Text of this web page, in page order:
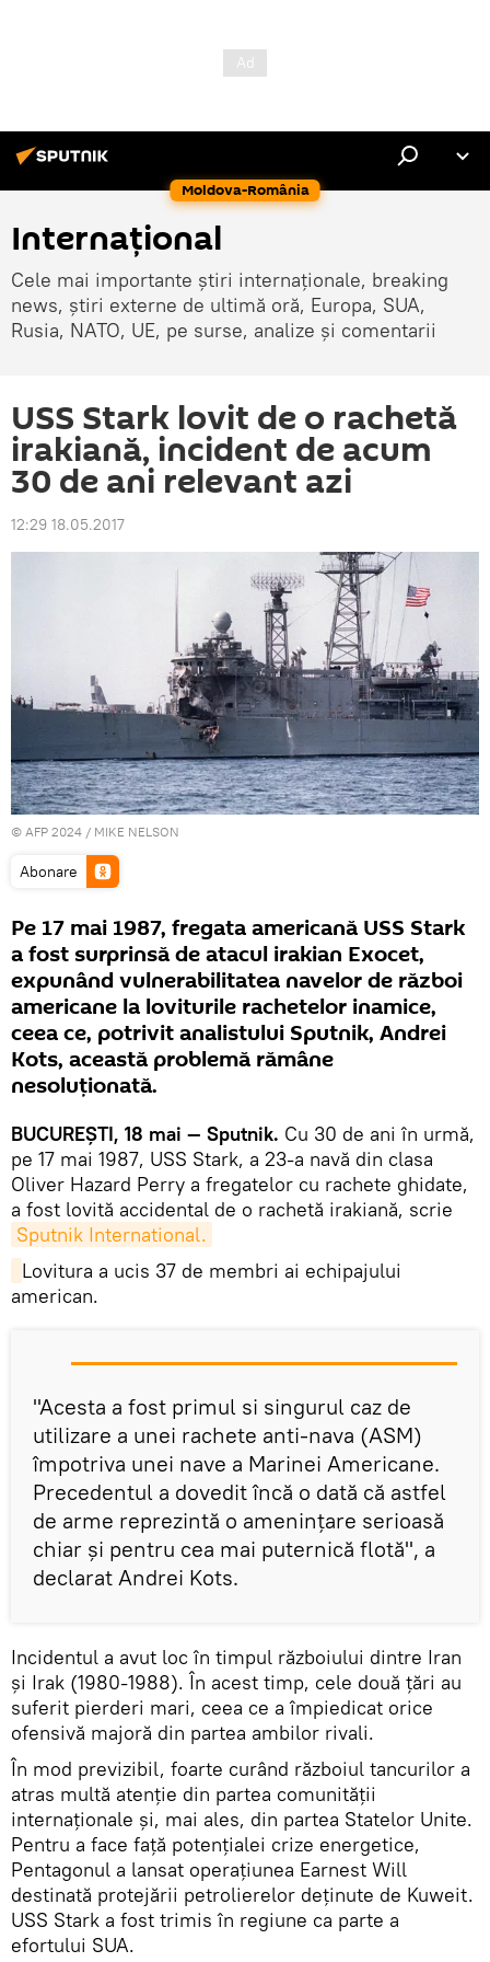
Moldova-România
Internaţional
Cele mai importante știri internaționale, breaking
news, știri externe de ultimă oră, Europa, SUA,
Rusia, NATO, UE, pe surse, analize și comentarii
USS Stark lovit de o rachetă
irakiană, incident de acum
30 de ani relevant azi
12:29 18.05.2017
© AFP 2024 / MIKE NELSON
Abonare
Pe 17 mai 1987, fregata americană USS Stark
a fost surprinsă de atacul irakian Exocet,
expunând vulnerabilitatea navelor de război
americane la loviturile rachetelor inamice,
ceea ce, potrivit analistului Sputnik, Andrei
Kots, această problemă rămâne
nesoluționată.
BUCUREȘTI, 18 mai — Sputnik. Cu 30 de ani în urmă,
pe 17 mai 1987, USS Stark, a 23-a navă din clasa
Oliver Hazard Perry a fregatelor cu rachete ghidate,
a fost lovită accidental de o rachetă irakiană, scrie
Sputnik International.
Lovitura a ucis 37 de membri ai echipajului
american.
"Acesta a fost primul si singurul caz de
utilizare a unei rachete anti-nava (ASM)
împotriva unei nave a Marinei Americane.
Precedentul a dovedit încă o dată că astfel
de arme reprezintă o amenințare serioasă
chiar și pentru cea mai puternică flotă", a
declarat Andrei Kots.
Incidentul a avut loc în timpul războiului dintre Iran
și Irak (1980-1988). În acest timp, cele două țări au
suferit pierderi mari, ceea ce a împiedicat orice
ofensivă majoră din partea ambilor rivali.
În mod previzibil, foarte curând războiul tancurilor a
atras multă atenție din partea comunității
internaționale și, mai ales, din partea Statelor Unite.
Pentru a face față potențialei crize energetice,
Pentagonul a lansat operațiunea Earnest Will
destinată protejării petrolierelor deținute de Kuweit.
USS Stark a fost trimis în regiune ca parte a
efortului SUA.